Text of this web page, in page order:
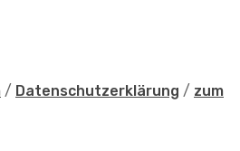
/ Datenschutzerklärung / zum